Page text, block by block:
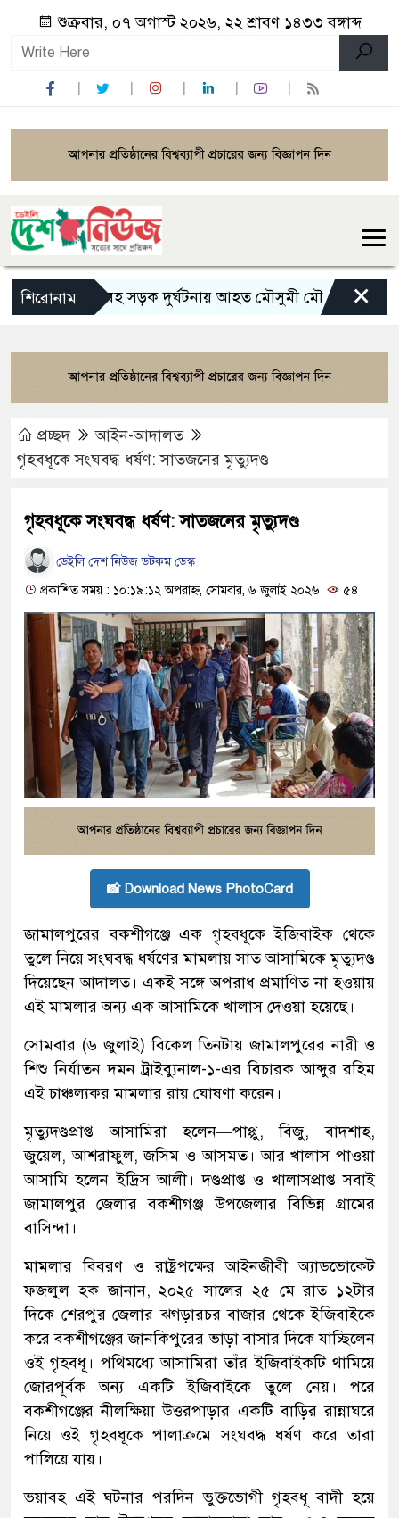
শুক্রবার, ০৭ অগাস্ট ২০২৬, ২২ শ্রাবণ ১৪৩৩ বঙ্গাব্দ
শিরোনামভয়াবহ সড়ক দুর্ঘটনায় আহত মৌসুমী মৌ রামেকে
×
প্রচ্ছদ
আইন-আদালত
গৃহবধূকে সংঘবদ্ধ ধর্ষণ: সাতজনের মৃত্যুদণ্ড
গৃহবধূকে সংঘবদ্ধ ধর্ষণ: সাতজনের মৃত্যুদণ্ড
ডেইলি দেশ নিউজ ডটকম ডেস্ক
প্রকাশিত সময় : ১০:১৯:১২ অপরাহ্ন, সোমবার, ৬ জুলাই ২০২৬
৫৪
📸 Download News PhotoCard
জামালপুরের বকশীগঞ্জে এক গৃহবধূকে ইজিবাইক থেকে
তুলে নিয়ে সংঘবদ্ধ ধর্ষণের মামলায় সাত আসামিকে মৃত্যুদণ্ড
দিয়েছেন আদালত। একই সঙ্গে অপরাধ প্রমাণিত না হওয়ায়
এই মামলার অন্য এক আসামিকে খালাস দেওয়া হয়েছে।
সোমবার (৬ জুলাই) বিকেল তিনটায় জামালপুরের নারী ও
শিশু নির্যাতন দমন ট্রাইব্যুনাল-১-এর বিচারক আব্দুর রহিম
এই চাঞ্চল্যকর মামলার রায় ঘোষণা করেন।
মৃত্যুদণ্ডপ্রাপ্ত আসামিরা হলেন—পাপ্পু, বিজু, বাদশাহ,
জুয়েল, আশরাফুল, জসিম ও আসমত। আর খালাস পাওয়া
আসামি হলেন ইদ্রিস আলী। দণ্ডপ্রাপ্ত ও খালাসপ্রাপ্ত সবাই
জামালপুর জেলার বকশীগঞ্জ উপজেলার বিভিন্ন গ্রামের
বাসিন্দা।
মামলার বিবরণ ও রাষ্ট্রপক্ষের আইনজীবী অ্যাডভোকেট
ফজলুল হক জানান, ২০২৫ সালের ২৫ মে রাত ১২টার
দিকে শেরপুর জেলার ঝগড়ারচর বাজার থেকে ইজিবাইকে
করে বকশীগঞ্জের জানকিপুরের ভাড়া বাসার দিকে যাচ্ছিলেন
ওই গৃহবধূ। পথিমধ্যে আসামিরা তাঁর ইজিবাইকটি থামিয়ে
জোরপূর্বক অন্য একটি ইজিবাইকে তুলে নেয়। পরে
বকশীগঞ্জের নীলক্ষিয়া উত্তরপাড়ার একটি বাড়ির রান্নাঘরে
নিয়ে ওই গৃহবধূকে পালাক্রমে সংঘবদ্ধ ধর্ষণ করে তারা
পালিয়ে যায়।
ভয়াবহ এই ঘটনার পরদিন ভুক্তভোগী গৃহবধূ বাদী হয়ে